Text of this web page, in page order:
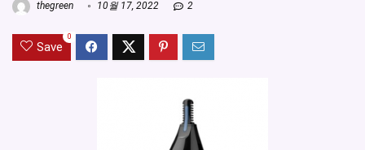
thegreen 10월 17, 2022 2
Save
0